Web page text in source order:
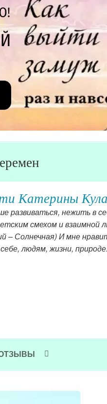
Катерины
развиваться, нежить в
смехом и
– Солнечная) И мне
людям, жизни, природе.